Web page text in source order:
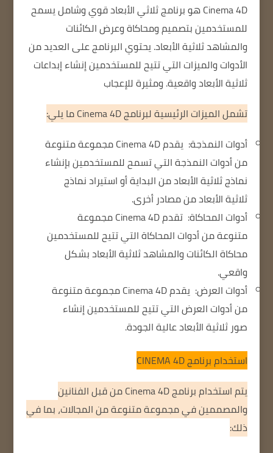
Cinema 4D هو برنامج ثلاثي الأبعاد قوي وشامل يسمح
للمستخدمين بتصميم ومحاكاة وعرض الكائنات
والمشاهد ثلاثية الأبعاد.يحتوي البرنامج على العديد من
الأدوات والميزات التي تتيح للمستخدمين إنشاء إبداعات
ثلاثية الأبعاد واقعية. ومثيرة للإعجاب
تشمل الميزات الرئيسية لبرنامج Cinema 4D ما يلي:
أدوات النمذجة:
يقدم Cinema 4D مجموعة متنوعة
من أدوات النمذجة التي تسمح للمستخدمين بإنشاء
نماذج ثلاثية الأبعاد من البداية أو استيراد نماذج
ثلاثية الأبعاد من مصادر أخرى.
أدوات المحاكاة:
تقدم Cinema 4D مجموعة
متنوعة من أدوات المحاكاة التي تتيح للمستخدمين
محاكاة الكائنات والمشاهد ثلاثية الأبعاد بشكل
واقعي.
أدوات العرض:
يقدم Cinema 4D مجموعة متنوعة
من أدوات العرض التي تتيح للمستخدمين إنشاء
صور ثلاثية الأبعاد عالية الجودة.
استخدام برنامجCINEMA 4D
يتم استخدام برنامج Cinema 4D من قبل الفنانين
والمصممين في مجموعة متنوعة من المجالات، بما في
ذلك: